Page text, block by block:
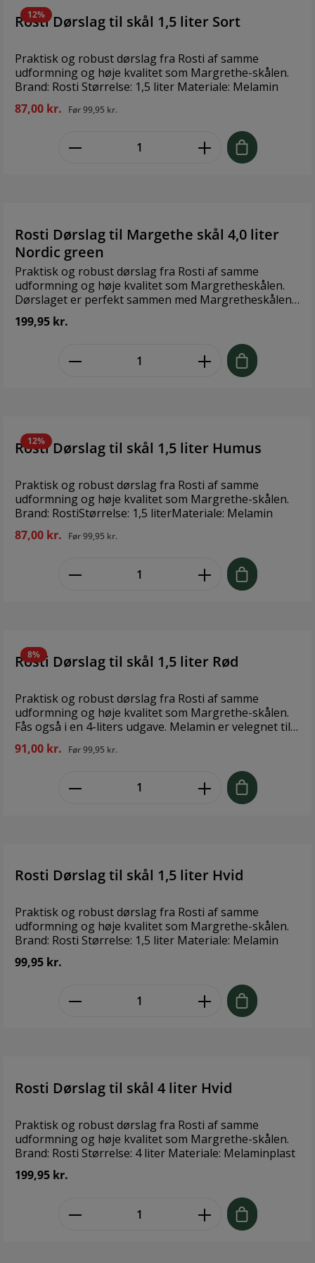
have, sommerhus
eller hvor som helst,
personlige
kunstværk. Style
SNOREN med eller
uden flag – inde som
ude – et MixandMatch
Brand: Snoren
12%
Rosti Dørslag til skål 1,5 liter Sort
Praktisk og robust dørslag fra Rosti af samme
udformning og høje kvalitet som Margrethe-skålen.
Brand: Rosti Størrelse: 1,5 liter Materiale: Melamin
87,00 kr.
Før99,95 kr.
Rosti Dørslag til Margethe skål 4,0 liter
Nordic green
Praktisk og robust dørslag fra Rosti af samme
udformning og høje kvalitet som Margretheskålen.
Dørslaget er perfekt sammen med Margretheskålen i
samme størrelse. Vælg en matchende skål eller lav en
spændende kombination ved at blande farverne. Fås
også i en 1,5 liters udgave. Melamin er velegnet til
opvaskemaskine, men kan ikke bruges i mikroovn og
fryser. Melamin har den gode egenskab i forhold til
199,95 kr.
12%
Rosti Dørslag til skål 1,5 liter Humus
Praktisk og robust dørslag fra Rosti af samme
udformning og høje kvalitet som Margrethe-skålen.
Brand: RostiStørrelse: 1,5 literMateriale: Melamin
87,00 kr.
Før99,95 kr.
8%
Rosti Dørslag til skål 1,5 liter Rød
Praktisk og robust dørslag fra Rosti af samme
udformning og høje kvalitet som Margrethe-skålen.
Fås også i en 4-liters udgave. Melamin er velegnet til
opvaskemaskine, men kan ikke bruges i mikroovn
eller fryser. Melamin har den gode egenskab i forhold
til plastik, at det holder formen selv ved opvarmning,
hvilket er en stor fordel i forbindelse med madlavning.
Brand: Rosti Materiale: Melamin Volumen: 1,5 Liter
91,00 kr. Før99,95 kr.
Rosti Dørslag til skål 1,5 liter Hvid
Praktisk og robust dørslag fra Rosti af samme
udformning og høje kvalitet som Margrethe-skålen.
Brand: Rosti Størrelse: 1,5 liter Materiale: Melamin
99,95 kr.
Rosti Dørslag til skål 4 liter Hvid
Praktisk og robust dørslag fra Rosti af samme
udformning og høje kvalitet som Margrethe-skålen.
Brand: Rosti Størrelse: 4 liter Materiale: Melaminplast
199,95 kr.